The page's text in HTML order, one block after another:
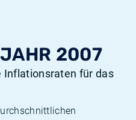
2007
Inflationsraten für das